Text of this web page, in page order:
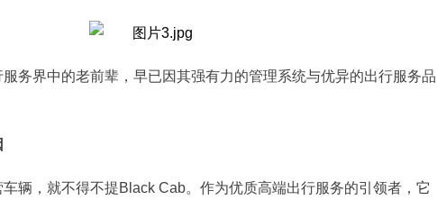
务界中的老前辈，早已因其强有力的管理系统与优异的出行服务品
车辆 ， 就不得不提Black Cab。 作为优质高端出行服务的引领者， 它